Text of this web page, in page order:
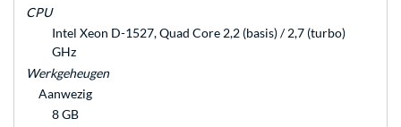
CPU
Intel Xeon D-1527, Quad Core 2,2 (basis) / 2,7 (turbo)
GHz
Werkgeheugen
Aanwezig
8 GB